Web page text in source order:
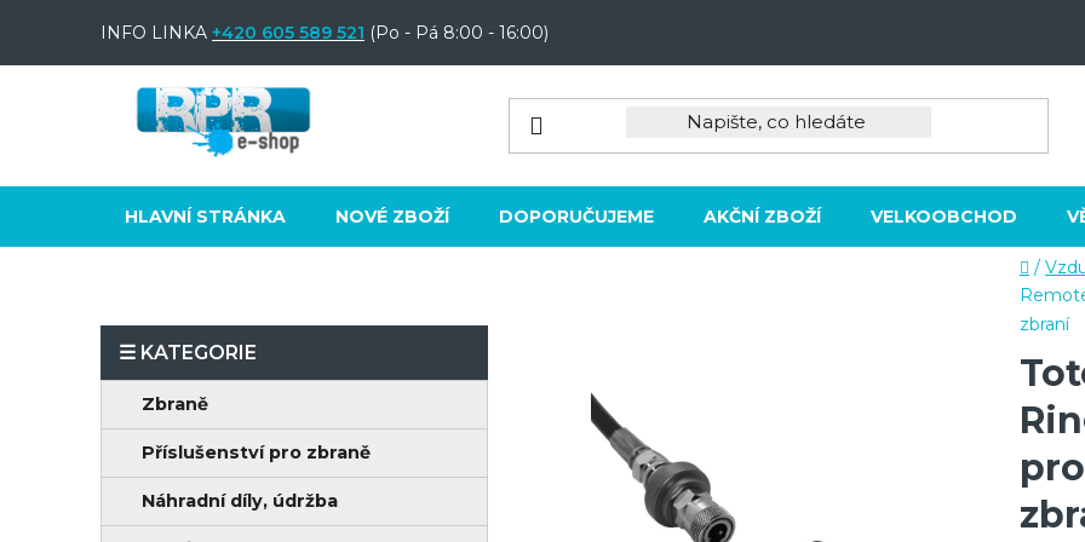
INFO LINKA +420 605 589 521 (Po - Pá 8:00 - 16:00)
HLAVNÍ STRÁNKA NOVÉ ZBOŽÍ DOPORUČUJEME AKČNÍ ZBOŽÍ VELKOOBCHOD
Domů
/
zbraní
P
o
a
Přeskočit
kategorie
a
g
Zbraně
Příslušenství pro zbraně
Náhradní díly, údržba